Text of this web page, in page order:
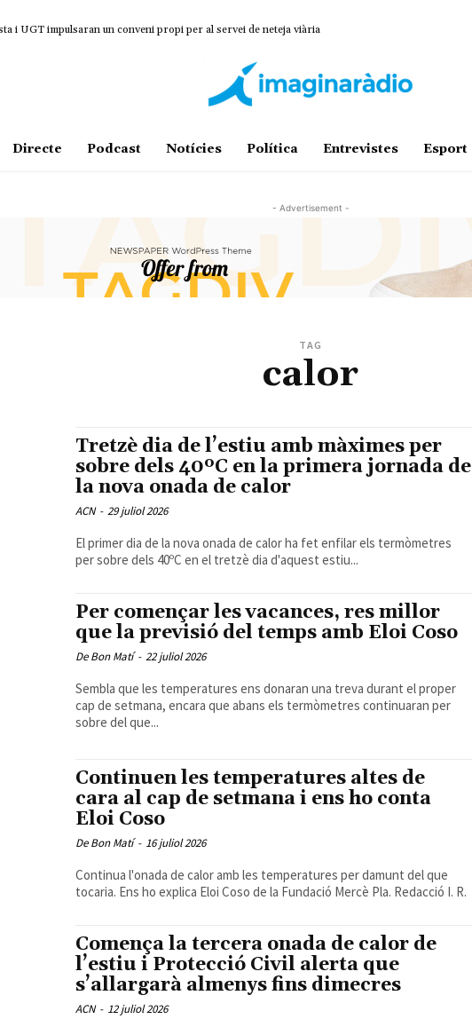
i UGT impulsaran un conveni propi per al servei de neteja viària
Directe Podcast Notícies Política Entrevistes Esport
- Advertisement -
TAG
calor
Tretzè dia de l’estiu amb màximes per
sobre dels 40ºC en la primera jornada de
la nova onada de calor
ACN - 29 juliol 2026
El primer dia de la nova onada de calor ha fet enfilar els termòmetres
per sobre dels 40ºC en el tretzè dia d'aquest estiu...
Per començar les vacances, res millor
que la previsió del temps amb Eloi Coso
De Bon Matí - 22 juliol 2026
Sembla que les temperatures ens donaran una treva durant el proper
cap de setmana, encara que abans els termòmetres continuaran per
sobre del que...
Continuen les temperatures altes de
cara al cap de setmana i ens ho conta
Eloi Coso
De Bon Matí - 16 juliol 2026
Continua l'onada de calor amb les temperatures per damunt del que
tocaria. Ens ho explica Eloi Coso de la Fundació Mercè Pla. Redacció I. R.
Comença la tercera onada de calor de
l’estiu i Protecció Civil alerta que
s’allargarà almenys fins dimecres
ACN - 12 juliol 2026